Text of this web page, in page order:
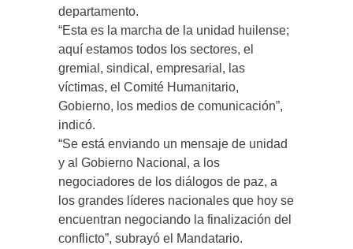
departamento.
“Esta es la marcha de la unidad huilense;
aquí estamos todos los sectores, el
gremial, sindical, empresarial, las
víctimas, el Comité Humanitario,
Gobierno, los medios de comunicación”,
indicó.
“Se está enviando un mensaje de unidad
y al Gobierno Nacional, a los
negociadores de los diálogos de paz, a
los grandes líderes nacionales que hoy se
encuentran negociando la finalización del
conflicto”, subrayó el Mandatario.